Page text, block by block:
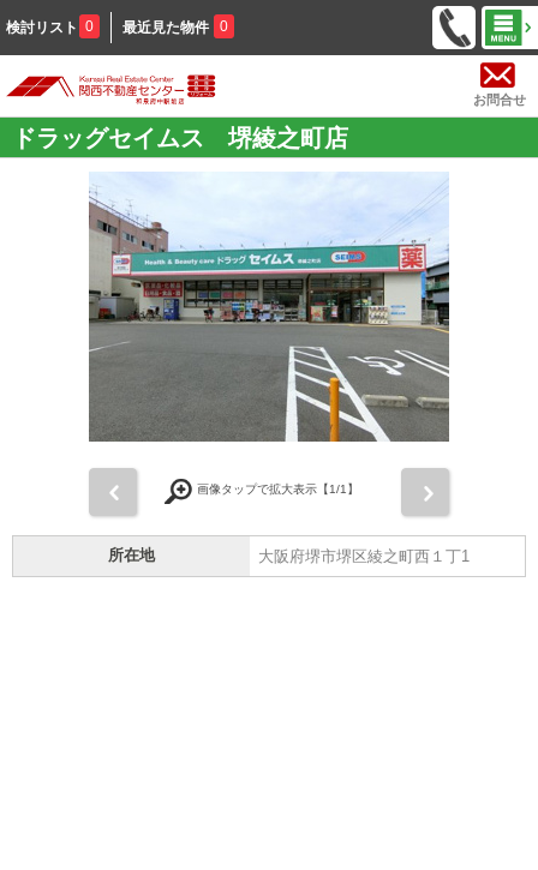
検討リスト 0 最近見た物件 0
お問合せ
ドラッグセイムス 堺綾之町店
画像タップで拡大表示【1/1】
所在地 大阪府堺市堺区綾之町西１丁1